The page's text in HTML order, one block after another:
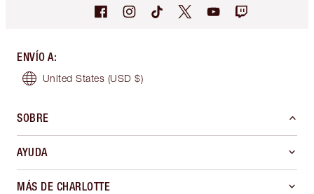
ENVÍO A:
United States (USD $)
SOBRE
AYUDA
MÁS DE CHARLOTTE